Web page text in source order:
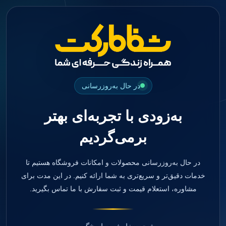
در حال به‌روزرسانی
به‌زودی با تجربه‌ای بهتر
برمی‌گردیم
در حال به‌روزرسانی محصولات و امکانات فروشگاه هستیم تا
خدمات دقیق‌تر و سریع‌تری به شما ارائه کنیم. در این مدت برای
مشاوره، استعلام قیمت و ثبت سفارش با ما تماس بگیرید.
جستجو
Impression Coping
صفحه اصلی
دندانپزشکی
مواد ترمیمی
کامپوزیت
کامپوزیت فلو
اسید اچ
باندینگ
بلیچینگ